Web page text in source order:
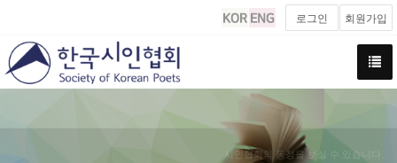
로그인 회원가입
시인협회의 동정을 보실 수 있습니다.